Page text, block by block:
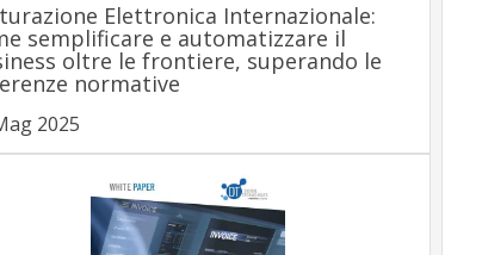
Elettronica Internazionale:
semplificare e automatizzare il
oltre le frontiere, superando le
normative
2025